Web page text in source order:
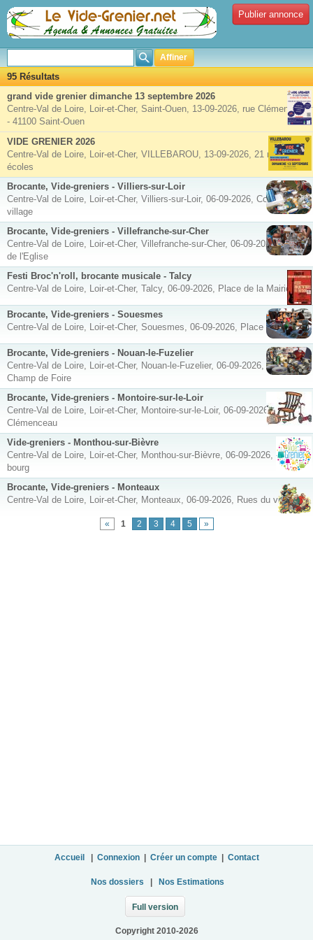
Publier annonce
Affiner
95 Résultats
grand vide grenier dimanche 13 septembre 2026
Centre-Val de Loire, Loir-et-Cher, Saint-Ouen, 13-09-2026, rue Clément Ader
- 41100 Saint-Ouen
VIDE GRENIER 2026
Centre-Val de Loire, Loir-et-Cher, VILLEBAROU, 13-09-2026, 21 rue des
écoles
Brocante, Vide-greniers - Villiers-sur-Loir
Centre-Val de Loire, Loir-et-Cher, Villiers-sur-Loir, 06-09-2026, Cœur du
village
Brocante, Vide-greniers - Villefranche-sur-Cher
Centre-Val de Loire, Loir-et-Cher, Villefranche-sur-Cher, 06-09-2026, Place
de l'Eglise
Festi Broc'n'roll, brocante musicale - Talcy
Centre-Val de Loire, Loir-et-Cher, Talcy, 06-09-2026, Place de la Mairie
Brocante, Vide-greniers - Souesmes
Centre-Val de Loire, Loir-et-Cher, Souesmes, 06-09-2026, Place de l'Eglise
Brocante, Vide-greniers - Nouan-le-Fuzelier
Centre-Val de Loire, Loir-et-Cher, Nouan-le-Fuzelier, 06-09-2026, Place
Champ de Foire
Brocante, Vide-greniers - Montoire-sur-le-Loir
Centre-Val de Loire, Loir-et-Cher, Montoire-sur-le-Loir, 06-09-2026, Place
Clémenceau
Vide-greniers - Monthou-sur-Bièvre
Centre-Val de Loire, Loir-et-Cher, Monthou-sur-Bièvre, 06-09-2026, Centre-
bourg
Brocante, Vide-greniers - Monteaux
Centre-Val de Loire, Loir-et-Cher, Monteaux, 06-09-2026, Rues du village
« 1 2 3 4 5 »
Accueil Connexion| Créer un compte| Contact
Nos dossiers Nos Estimations
Full version
Copyright 2010-2026